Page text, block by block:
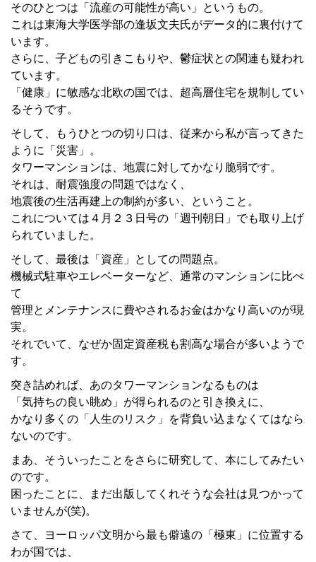
そのひとつは「流産の可能性が高い」というもの。
これは東海大学医学部の逢坂文夫氏がデータ的に裏付けて
います。
さらに、子どもの引きこもりや、鬱症状との関連も疑われ
ています。
「健康」に敏感な北欧の国では、超高層住宅を規制してい
るそうです。
そして、もうひとつの切り口は、従来から私が言ってきた
ように「災害」。
タワーマンションは、地震に対してかなり脆弱です。
それは、耐震強度の問題ではなく、
地震後の生活再建上の制約が多い、ということ。
これについては４月２３日号の「週刊朝日」でも取り上げ
られていました。
そして、最後は「資産」としての問題点。
機械式駐車やエレベーターなど、通常のマンションに比べ
て
管理とメンテナンスに費やされるお金はかなり高いのが現
実。
それでいて、なぜか固定資産税も割高な場合が多いようで
す。
突き詰めれば、あのタワーマンションなるものは
「気持ちの良い眺め」が得られるのと引き換えに、
かなり多くの「人生のリスク」を背負い込まなくてはなら
ないのです。
まあ、そういったことをさらに研究して、本にしてみたい
のです。
困ったことに、まだ出版してくれそうな会社は見つかって
いませんが(笑)。
さて、ヨーロッパ文明から最も僻遠の「極東」に位置する
わが国では、